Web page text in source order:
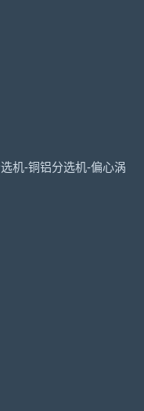
机-铜铝分选机-偏心涡